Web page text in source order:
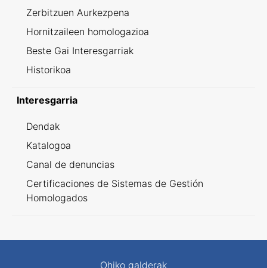
Zerbitzuen Aurkezpena
Hornitzaileen homologazioa
Beste Gai Interesgarriak
Historikoa
Interesgarria
Dendak
Katalogoa
Canal de denuncias
Certificaciones de Sistemas de Gestión
Homologados
Ohiko galderak